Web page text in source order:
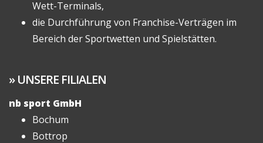
Wett-Terminals,
die Durchführung von Franchise-Verträgen im
Bereich der Sportwetten und Spielstätten.
UNSERE FILIALEN
nb sport GmbH
Bochum
Bottrop